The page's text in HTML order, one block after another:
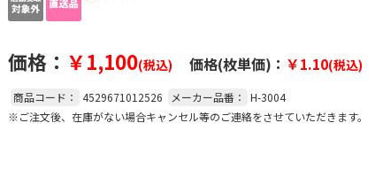
価格： ￥1,100(税込) 価格(枚単価)： ￥1.10(税込)
商品コード： 4529671012526 メーカー品番：
H-3004
※ご注文後、在庫がない場合キャンセル等のご連絡をさせていただきます。